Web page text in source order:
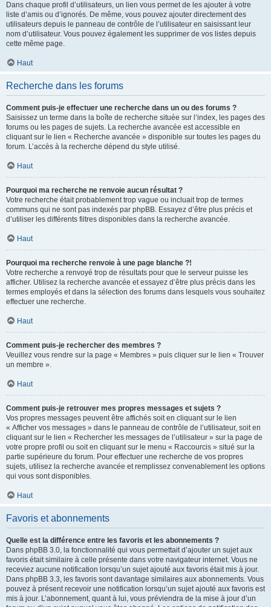
Dans chaque profil d’utilisateurs, un lien vous permet de les ajouter à votre
liste d’amis ou d’ignorés. De même, vous pouvez ajouter directement des
utilisateurs depuis le panneau de contrôle de l’utilisateur en saisissant leur
nom d’utilisateur. Vous pouvez également les supprimer de vos listes depuis
cette même page.
Haut
Recherche dans les forums
Comment puis-je effectuer une recherche dans un ou des forums ?
Saisissez un terme dans la boîte de recherche située sur l’index, les pages des
forums ou les pages de sujets. La recherche avancée est accessible en
cliquant sur le lien « Recherche avancée » disponible sur toutes les pages du
forum. L’accès à la recherche dépend du style utilisé.
Haut
Pourquoi ma recherche ne renvoie aucun résultat ?
Votre recherche était probablement trop vague ou incluait trop de termes
communs qui ne sont pas indexés par phpBB. Essayez d’être plus précis et
d’utiliser les différents filtres disponibles dans la recherche avancée.
Haut
Pourquoi ma recherche renvoie à une page blanche ?!
Votre recherche a renvoyé trop de résultats pour que le serveur puisse les
afficher. Utilisez la recherche avancée et essayez d’être plus précis dans les
termes employés et dans la sélection des forums dans lesquels vous souhaitez
effectuer une recherche.
Haut
Comment puis-je rechercher des membres ?
Veuillez vous rendre sur la page « Membres » puis cliquer sur le lien « Trouver
un membre ».
Haut
Comment puis-je retrouver mes propres messages et sujets ?
Vos propres messages peuvent être affichés soit en cliquant sur le lien
« Afficher vos messages » dans le panneau de contrôle de l’utilisateur, soit en
cliquant sur le lien « Rechercher les messages de l’utilisateur » sur la page de
votre propre profil ou soit en cliquant sur le menu « Raccourcis » situé sur la
partie supérieure du forum. Pour effectuer une recherche de vos propres
sujets, utilisez la recherche avancée et remplissez convenablement les options
qui vous sont disponibles.
Haut
Favoris et abonnements
Quelle est la différence entre les favoris et les abonnements ?
Dans phpBB 3.0, la fonctionnalité qui vous permettait d’ajouter un sujet aux
favoris était similaire à celle présente dans votre navigateur internet. Vous ne
receviez aucune notification lorsqu’un sujet ajouté aux favoris était mis à jour.
Dans phpBB 3.3, les favoris sont davantage similaires aux abonnements. Vous
pouvez à présent recevoir une notification lorsqu’un sujet ajouté aux favoris est
mis à jour. L’abonnement, quant à lui, vous préviendra de la mise à jour d’un